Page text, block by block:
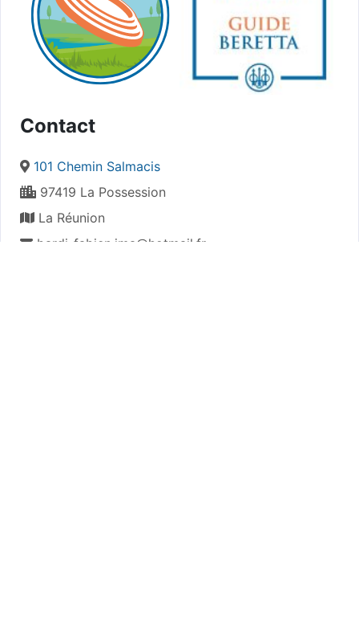
Contact
101 Chemin Salmacis
97419 La Possession
La Réunion
bardi-fabien.jma@hotmail.fr